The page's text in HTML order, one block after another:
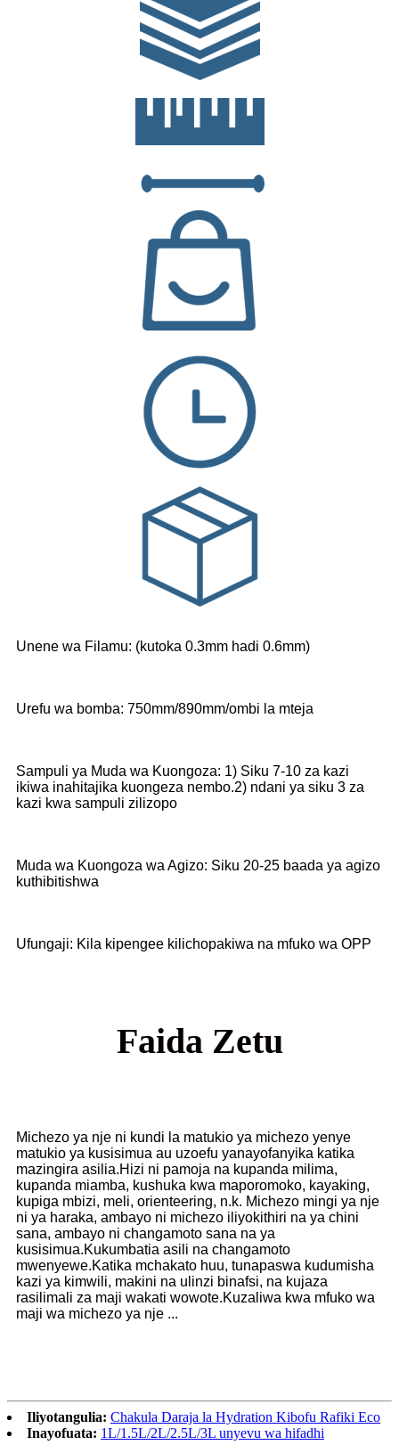
Unene wa Filamu: (kutoka 0.3mm hadi 0.6mm)
Urefu wa bomba: 750mm/890mm/ombi la mteja
Sampuli ya Muda wa Kuongoza: 1) Siku 7-10 za kazi
ikiwa inahitajika kuongeza nembo.2) ndani ya siku 3 za
kazi kwa sampuli zilizopo
Muda wa Kuongoza wa Agizo: Siku 20-25 baada ya agizo
kuthibitishwa
Ufungaji: Kila kipengee kilichopakiwa na mfuko wa OPP
Faida Zetu
Michezo ya nje ni kundi la matukio ya michezo yenye
matukio ya kusisimua au uzoefu yanayofanyika katika
mazingira asilia.Hizi ni pamoja na kupanda milima,
kupanda miamba, kushuka kwa maporomoko, kayaking,
kupiga mbizi, meli, orienteering, n.k. Michezo mingi ya nje
ni ya haraka, ambayo ni michezo iliyokithiri na ya chini
sana, ambayo ni changamoto sana na ya
kusisimua.Kukumbatia asili na changamoto
mwenyewe.Katika mchakato huu, tunapaswa kudumisha
kazi ya kimwili, makini na ulinzi binafsi, na kujaza
rasilimali za maji wakati wowote.Kuzaliwa kwa mfuko wa
maji wa michezo ya nje ...
Iliyotangulia: Chakula Daraja la Hydration Kibofu Rafiki Eco
Inayofuata: 1L/1.5L/2L/2.5L/3L unyevu wa hifadhi